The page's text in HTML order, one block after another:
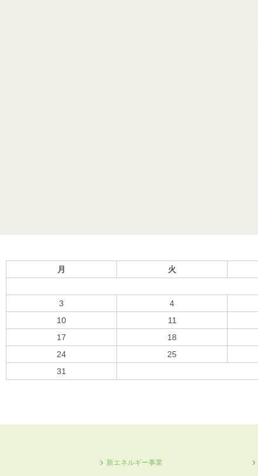
月 火
3
4
10
11
17
18
24
25
31
新エネルギー事業